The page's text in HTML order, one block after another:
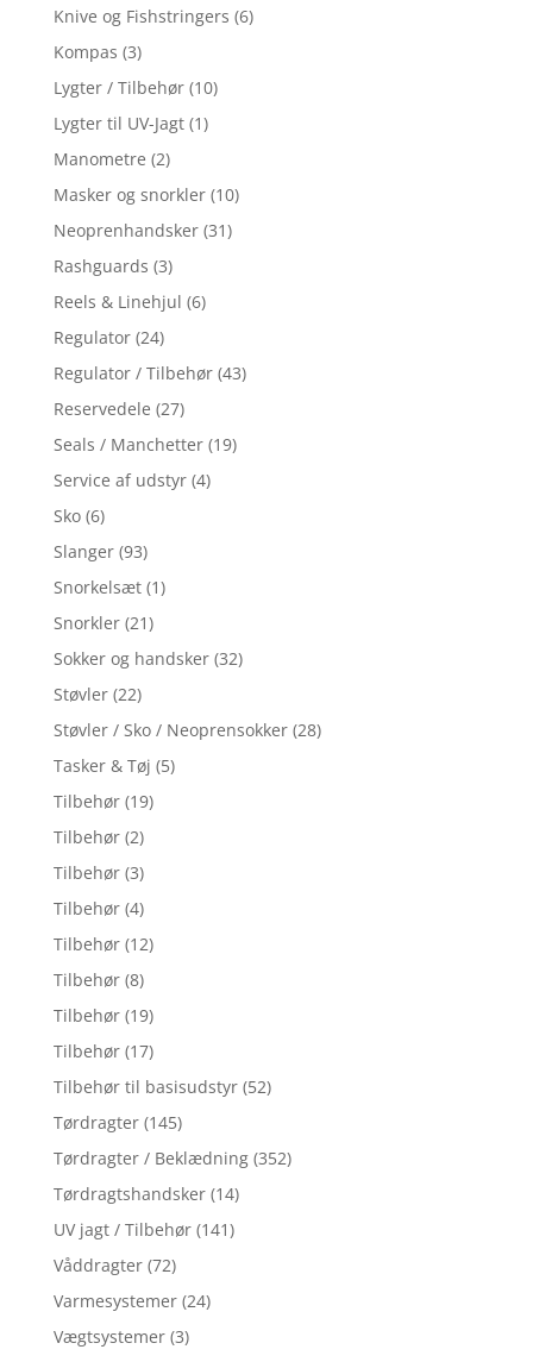
Knive og Fishstringers (6)
Kompas (3)
Lygter / Tilbehør (10)
Lygter til UV-Jagt (1)
Manometre (2)
Masker og snorkler (10)
Neoprenhandsker (31)
Rashguards (3)
Reels & Linehjul (6)
Regulator (24)
Regulator / Tilbehør (43)
Reservedele (27)
Seals / Manchetter (19)
Service af udstyr (4)
Sko (6)
Slanger (93)
Snorkelsæt (1)
Snorkler (21)
Sokker og handsker (32)
Støvler (22)
Støvler / Sko / Neoprensokker (28)
Tasker & Tøj (5)
Tilbehør (19)
Tilbehør (2)
Tilbehør (3)
Tilbehør (4)
Tilbehør (12)
Tilbehør (8)
Tilbehør (19)
Tilbehør (17)
Tilbehør til basisudstyr (52)
Tørdragter (145)
Tørdragter / Beklædning (352)
Tørdragtshandsker (14)
UV jagt / Tilbehør (141)
Våddragter (72)
Varmesystemer (24)
Vægtsystemer (3)